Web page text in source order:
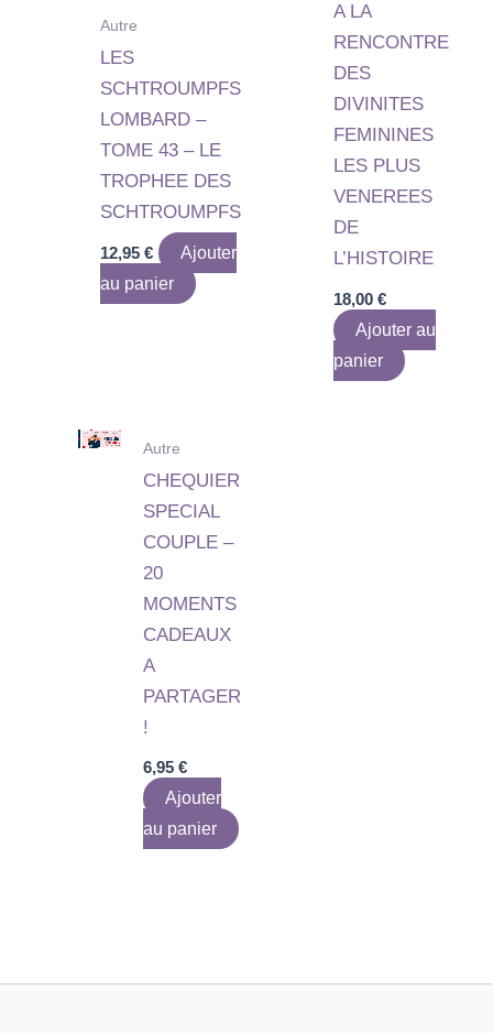
Autre
LES
SCHTROUMPFS
LOMBARD –
TOME 43 – LE
TROPHEE DES
SCHTROUMPFS
12,95€
Ajouter
au panier
A LA
RENCONTRE
DES
DIVINITES
FEMININES
LES PLUS
VENEREES
DE
L’HISTOIRE
18,00 €
Ajouter au
panier
Autre
CHEQUIER
SPECIAL
COUPLE –
20
MOMENTS
CADEAUX
A
PARTAGER
!
6,95€
Ajouter
au panier